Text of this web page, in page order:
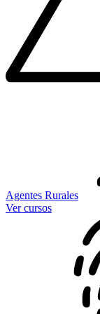
Agentes Rurales
Ver cursos